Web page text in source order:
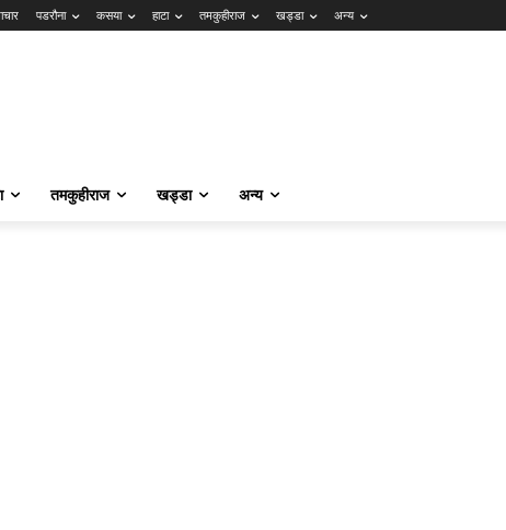
पडरौना कसया हाटा तमकुहीराज खड्डा अन्य
तमकुहीराज खड्डा अन्य